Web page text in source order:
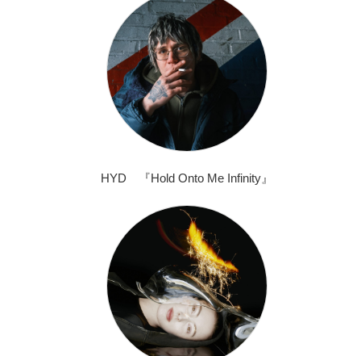
HYD 『Hold Onto Me Infinity』